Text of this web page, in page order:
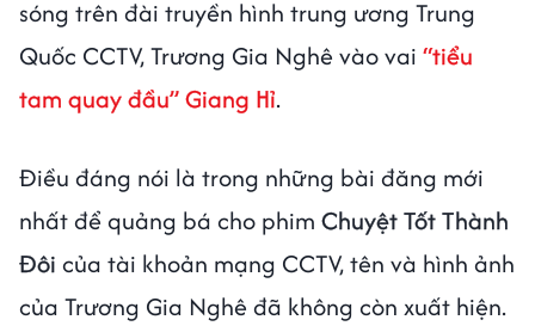
sóng trên đài truyền hình trung ương Trung
Quốc CCTV, Trương Gia Nghê vào vai “tiểu
tam quay đầu” Giang Hỉ.
Điều đáng nói là trong những bài đăng mới
nhất để quảng bá cho phim Chuyệt Tốt Thành
Đôi của tài khoản mạng CCTV, tên và hình ảnh
của Trương Gia Nghê đã không còn xuất hiện.